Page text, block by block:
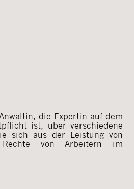
die Expertin auf dem
ist, über verschiedene
sich aus der Leistung von
von Arbeitern im